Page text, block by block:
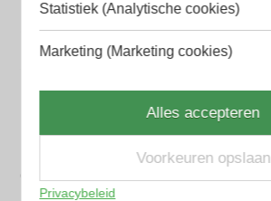
Armani Heren parfum
Azzaro Heren parfum
BVLGARI Heren parfum
Statistiek (Analytische cookies)
Marketing (Marketing cookies)
Alles accepteren
Voorkeuren opslaan
Privacybeleid